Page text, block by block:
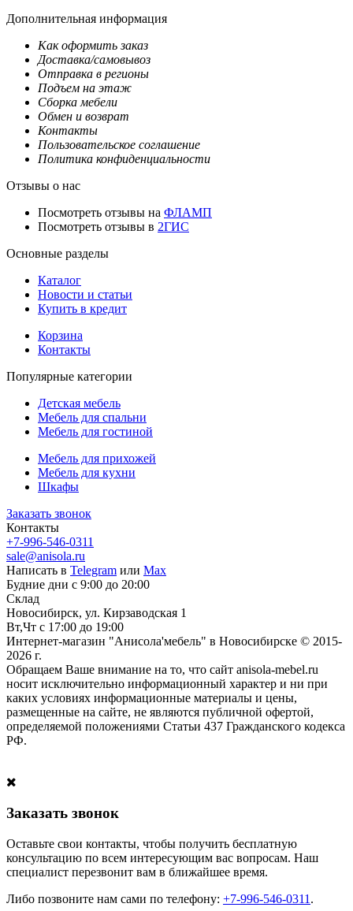
Дополнительная информация
Как оформить заказ
Доставка/самовывоз
Отправка в регионы
Подъем на этаж
Сборка мебели
Обмен и возврат
Контакты
Пользовательское соглашение
Политика конфиденциальности
Отзывы о нас
Посмотреть отзывы на ФЛАМП
Посмотреть отзывы в 2ГИС
Основные разделы
Каталог
Новости и статьи
Купить в кредит
Корзина
Контакты
Популярные категории
Детская мебель
Мебель для спальни
Мебель для гостиной
Мебель для прихожей
Мебель для кухни
Шкафы
Заказать звонок
Контакты
+7-996-546-0311
sale@anisola.ru
Написать в Telegram или Max
Будние дни с 9:00 до 20:00
Склад
Новосибирск, ул. Кирзаводская 1
Вт,Чт с 17:00 до 19:00
Интернет-магазин "Анисола'мебель" в Новосибирске © 2015-
2026 г.
Обращаем Ваше внимание на то, что сайт anisola-mebel.ru
носит исключительно информационный характер и ни при
каких условиях информационные материалы и цены,
размещенные на сайте, не являются публичной офертой,
определяемой положениями Статьи 437 Гражданского кодекса
РФ.
Заказать звонок
Оставьте свои контакты, чтобы получить бесплатную
консультацию по всем интересующим вас вопросам. Наш
специалист перезвонит вам в ближайшее время.
Либо позвоните нам сами по телефону: +7-996-546-0311 .